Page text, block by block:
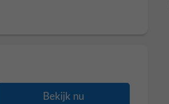
Bekijk nu